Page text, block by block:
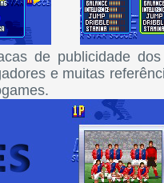
de publicidade
e muitas